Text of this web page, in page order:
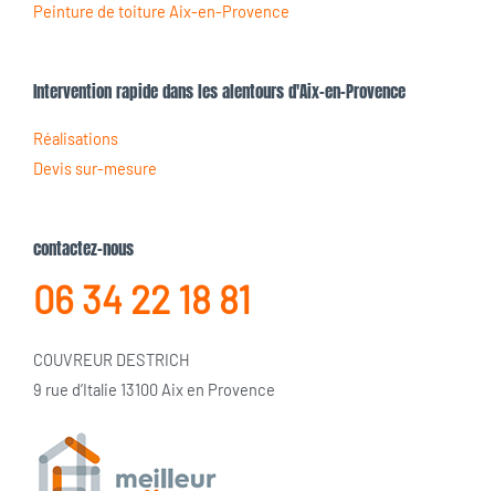
Peinture de toiture Aix-en-Provence
Intervention rapide dans les alentours d'Aix-en-Provence
Réalisations
Devis sur-mesure
contactez-nous
06 34 22 18 81
COUVREUR DESTRICH
9 rue d’Italie 13100 Aix en Provence